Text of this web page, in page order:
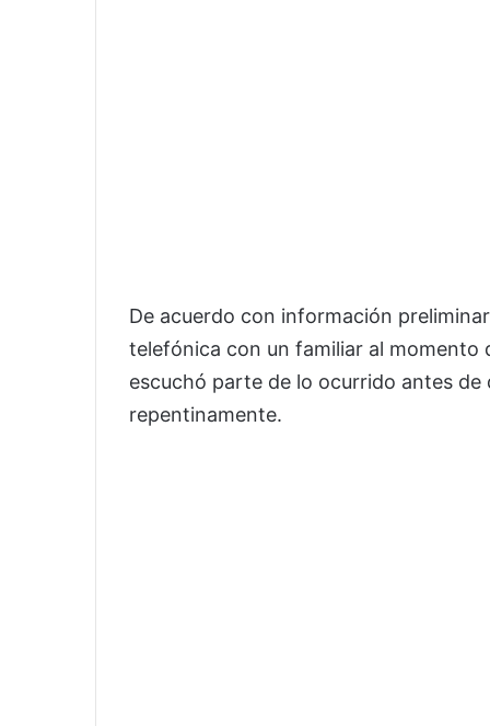
De acuerdo con información
telefónica con un familiar al momento
escuchó parte de lo ocurrido antes
repentinamente.